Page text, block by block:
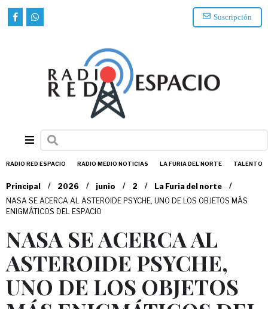
Suscripción
RADIO RED ESPACIO RADIO MEDIO NOTICIAS LA FURIA DEL NORTE TALENTO
Principal / 2026 / junio / 2 / La Furia del norte
/
NASA SE ACERCA AL ASTEROIDE PSYCHE, UNO DE LOS OBJETOS MÁS
ENIGMÁTICOS DEL ESPACIO
NASA SE ACERCA AL
ASTEROIDE PSYCHE,
UNO DE LOS OBJETOS